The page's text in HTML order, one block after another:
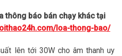
thông báo bán chạy khác tại
loa-thong-bao/
lên tới 30W cho âm thanh uy